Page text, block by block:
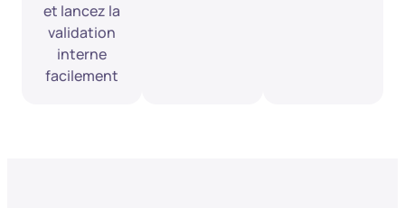
et lancez la
validation
interne
facilement